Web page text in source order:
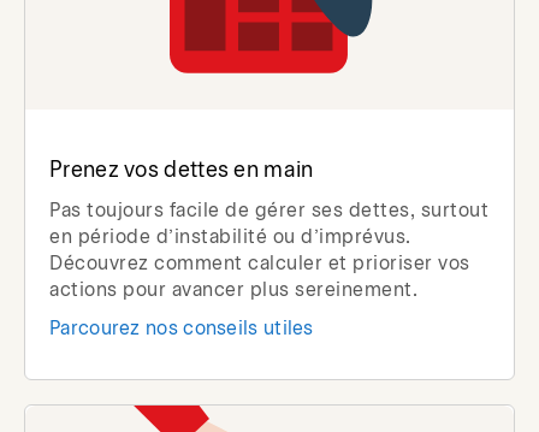
Prenez vos dettes en main
Pas toujours facile de gérer ses dettes, surtout
en période d’instabilité ou d’imprévus.
Découvrez comment calculer et prioriser vos
actions pour avancer plus sereinement.
Parcourez nos conseils utiles